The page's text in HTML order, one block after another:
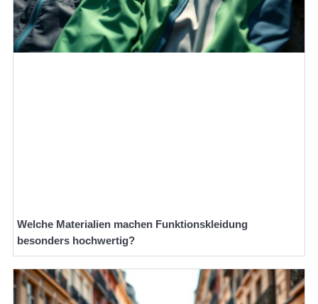
Welche Materialien machen Funktionskleidung
besonders hochwertig?